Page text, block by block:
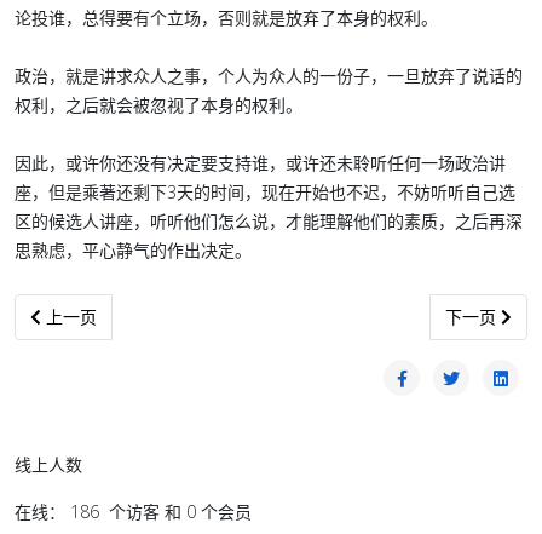
论投谁，总得要有个立场，否则就是放弃了本身的权利。
政治，就是讲求众人之事，个人为众人的一份子，一旦放弃了说话的
权利，之后就会被忽视了本身的权利。
因此，或许你还没有决定要支持谁，或许还未聆听任何一场政治讲
座，但是乘著还剩下3天的时间，现在开始也不迟，不妨听听自己选
区的候选人讲座，听听他们怎么说，才能理解他们的素质，之后再深
思熟虑，平心静气的作出决定。
上一篇文章: 砂拉越为什么会有今天（李健聪）
上一页 下一篇文章:
下一页
线上人数
在线： 186 个访客 和 0 个会员